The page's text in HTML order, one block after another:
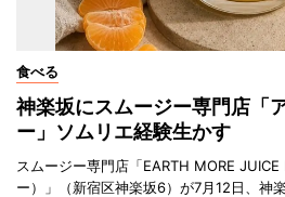
食べる
神楽坂にスムージー専門店「
ー」ソムリエ経験生かす
スムージー専門店「EARTH MORE
ー）」（新宿区神楽坂6）が7月12日、神